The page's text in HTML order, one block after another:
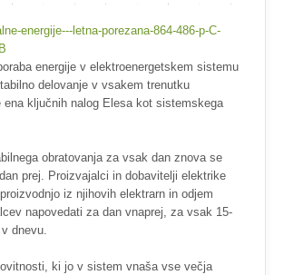
energije---letna-porezana-864-486-p-C-
energije v elektroenergetskem sistemu
delovanje v vsakem trenutku
ena ključnih nalog Elesa kot sistemskega
obratovanja za vsak dan znova se
prej. Proizvajalci in dobavitelji elektrike
iz njihovih elektrarn in odjem
napovedati za dan vnaprej, za vsak 15-
dnevu.
ki jo v sistem vnaša vse večja